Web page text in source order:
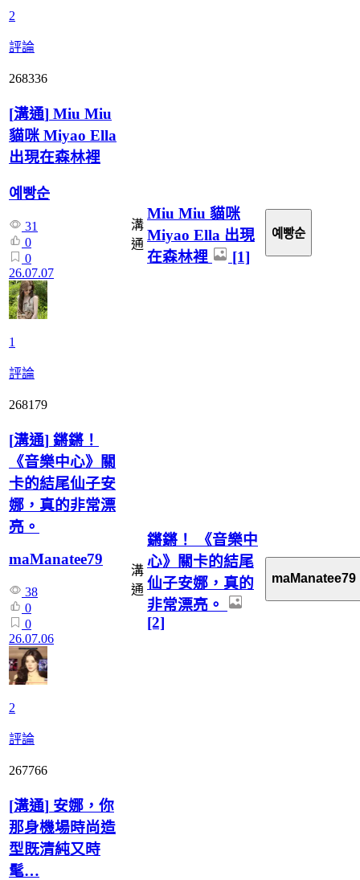
2
評論
268336
[溝通] Miu Miu
貓咪 Miyao Ella
出現在森林裡
예빵순
31
0
0
26.07.07
1
評論
溝
通
Miu Miu 貓咪
Miyao Ella 出現
在森林裡
[1]
예빵순
268179
[溝通] 鏘鏘！
《音樂中心》關
卡的結尾仙子安
娜，真的非常漂
亮。
maManatee79
38
0
0
26.07.06
2
評論
溝
通
鏘鏘！ 《音樂中
心》關卡的結尾
仙子安娜，真的
非常漂亮。
[2]
maManatee79
267766
[溝通] 安娜，你
那身機場時尚造
型既清純又時
髦…